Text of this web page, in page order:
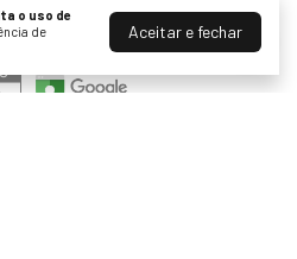
o uso de
de
Aceitar e fechar